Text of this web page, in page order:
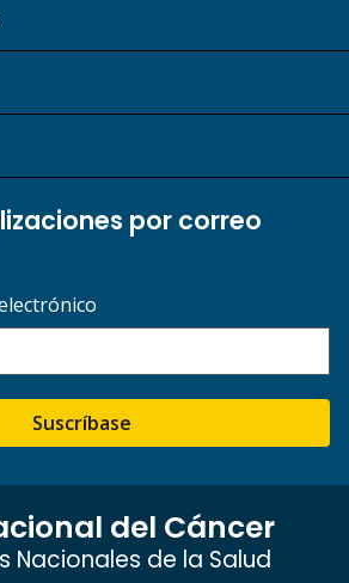
por correo
Suscríbase
del Cáncer
Nacionales de la Salud